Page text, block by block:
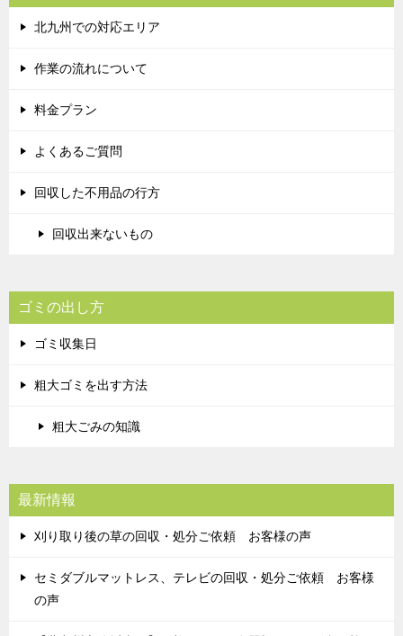
北九州での対応エリア
作業の流れについて
料金プラン
よくあるご質問
回収した不用品の行方
回収出来ないもの
ゴミの出し方
ゴミ収集日
粗大ゴミを出す方法
粗大ごみの知識
最新情報
刈り取り後の草の回収・処分ご依頼 お客様の声
セミダブルマットレス、テレビの回収・処分ご依頼 お客様
の声